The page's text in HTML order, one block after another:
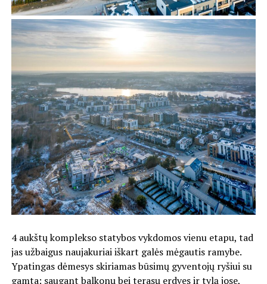
4 aukštų komplekso statybos vykdomos vienu etapu, tad
jas užbaigus naujakuriai iškart galės mėgautis ramybe.
Ypatingas dėmesys skiriamas būsimų gyventojų ryšiui su
gamta: saugant balkonų bei terasų erdves ir tylą jose,